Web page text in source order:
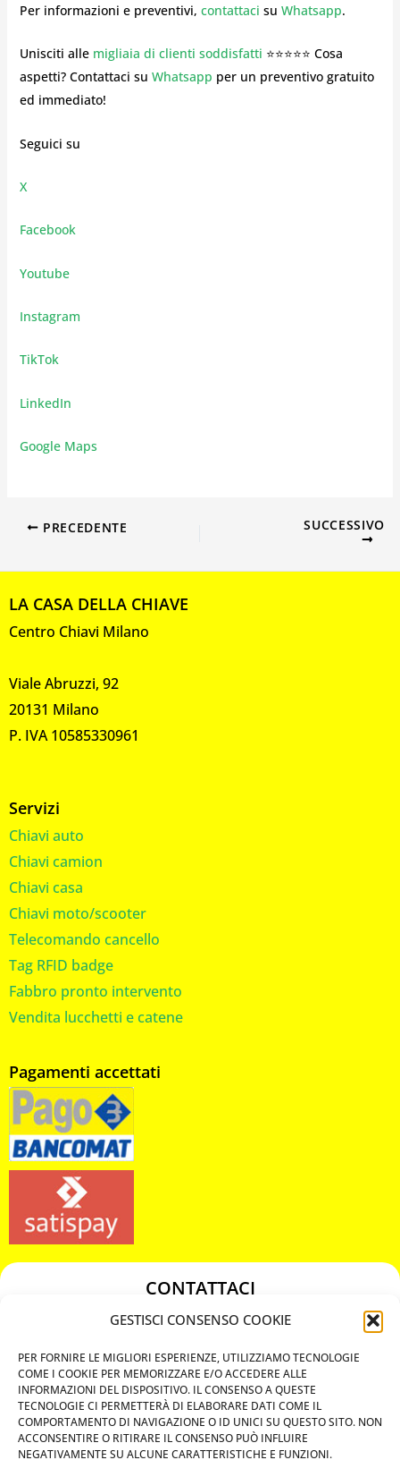
GESTISCI CONSENSO COOKIE
PER FORNIRE LE MIGLIORI ESPERIENZE, UTILIZZIAMO TECNOLOGIE
COME I COOKIE PER MEMORIZZARE E/O ACCEDERE ALLE
INFORMAZIONI DEL DISPOSITIVO. IL CONSENSO A QUESTE
TECNOLOGIE CI PERMETTERÀ DI ELABORARE DATI COME IL
COMPORTAMENTO DI NAVIGAZIONE O ID UNICI SU QUESTO SITO. NON
ACCONSENTIRE O RITIRARE IL CONSENSO PUÒ INFLUIRE
NEGATIVAMENTE SU ALCUNE CARATTERISTICHE E FUNZIONI.
Per informazioni e preventivi, contattaci su Whatsapp.
Unisciti alle migliaia di clienti soddisfatti ⭐⭐⭐⭐⭐ Cosa
aspetti? Contattaci su Whatsapp per un preventivo gratuito
ed immediato!
Seguici su
X
Facebook
Youtube
Instagram
TikTok
LinkedIn
Google Maps
PRECEDENTE SUCCESSIVO
LA CASA DELLA CHIAVE
Centro Chiavi Milano
Viale Abruzzi, 92
20131 Milano
P. IVA 10585330961
Servizi
Chiavi auto
Chiavi camion
Chiavi casa
Chiavi moto/scooter
Telecomando cancello
Tag RFID badge
Fabbro pronto intervento
Vendita lucchetti e catene
Pagamenti accettati
CONTATTACI
349 3863811
chiavicodificate@gmail.com
Privacy Policy
Cookie Policy